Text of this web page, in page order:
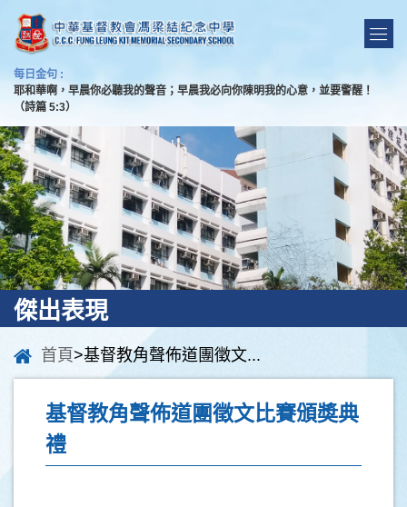
每日金句 :
耶和華啊，早晨你必聽我的聲音；早晨我必向你陳明我的心意，並要警醒！
（詩篇 5:3）
傑出表現
首頁>基督教角聲佈道團徵文...
基督教角聲佈道團徵文比賽頒奬典
禮